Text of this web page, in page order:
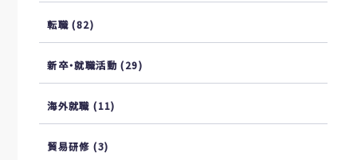
転職 (82)
新卒・就職活動 (29)
海外就職 (11)
貿易研修 (3)